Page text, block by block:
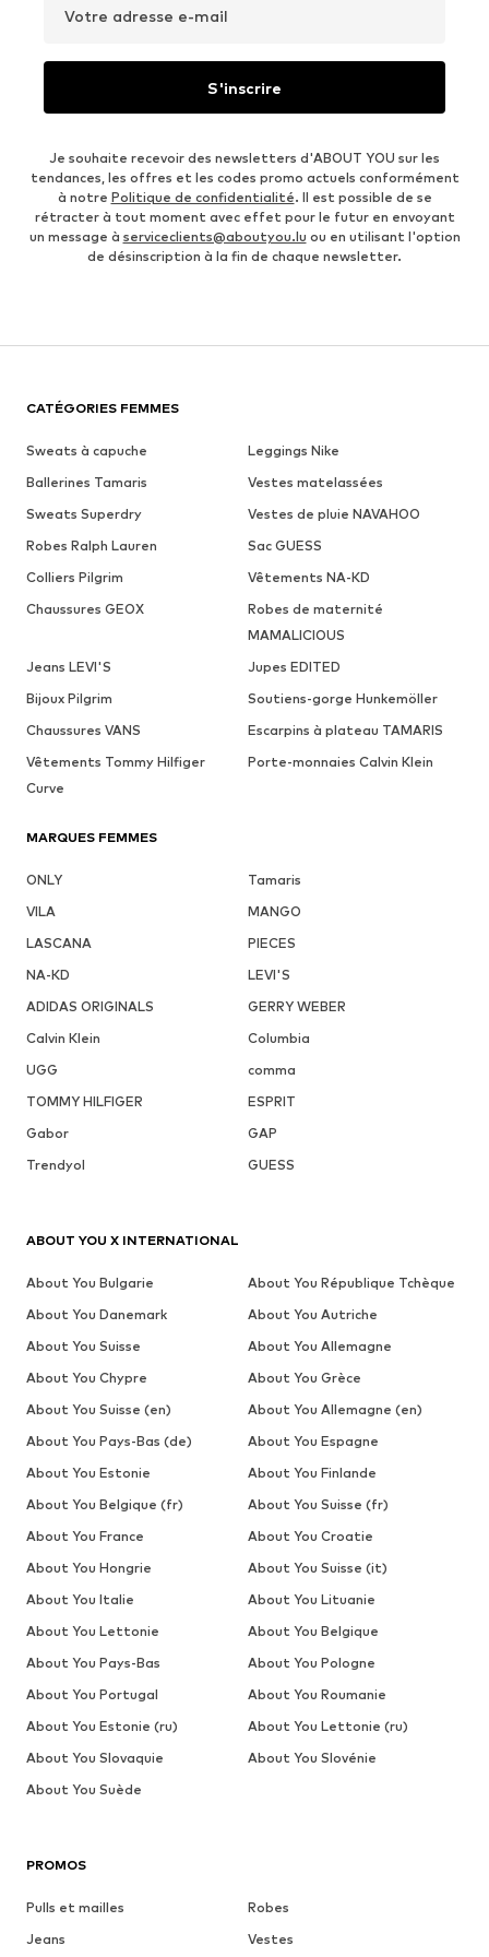
Votre adresse e-mail
S'inscrire
Je souhaite recevoir des newsletters d'ABOUT YOU sur les
tendances, les offres et les codes promo actuels conformément
à notre Politique de confidentialité. Il est possible de se
rétracter à tout moment avec effet pour le futur en envoyant
un message à serviceclients@aboutyou.lu ou en utilisant l'option
de désinscription à la fin de chaque newsletter.
CATÉGORIES FEMMES
Sweats à capuche
Leggings Nike
Ballerines Tamaris
Vestes matelassées
Sweats Superdry
Vestes de pluie NAVAHOO
Robes Ralph Lauren
Sac GUESS
Colliers Pilgrim
Vêtements NA-KD
Chaussures GEOX
Robes de maternité
MAMALICIOUS
Jeans LEVI'S
Jupes EDITED
Bijoux Pilgrim
Soutiens-gorge Hunkemöller
Chaussures VANS
Escarpins à plateau TAMARIS
Vêtements Tommy Hilfiger
Curve
Porte-monnaies Calvin Klein
MARQUES FEMMES
ONLY
Tamaris
VILA
MANGO
LASCANA
PIECES
NA-KD
LEVI'S
ADIDAS ORIGINALS
GERRY WEBER
Calvin Klein
Columbia
UGG
comma
TOMMY HILFIGER
ESPRIT
Gabor
GAP
Trendyol
GUESS
PROMOS
Pulls et mailles
Robes
Jeans
Vestes
ABOUT YOU X INTERNATIONAL
About You Bulgarie
About You République Tchèque
About You Danemark
About You Autriche
About You Suisse
About You Allemagne
About You Chypre
About You Grèce
About You Suisse (en)
About You Allemagne (en)
About You Pays-Bas (de)
About You Espagne
About You Estonie
About You Finlande
About You Belgique (fr)
About You Suisse (fr)
About You France
About You Croatie
About You Hongrie
About You Suisse (it)
About You Italie
About You Lituanie
About You Lettonie
About You Belgique
About You Pays-Bas
About You Pologne
About You Portugal
About You Roumanie
About You Estonie (ru)
About You Lettonie (ru)
About You Slovaquie
About You Slovénie
About You Suède